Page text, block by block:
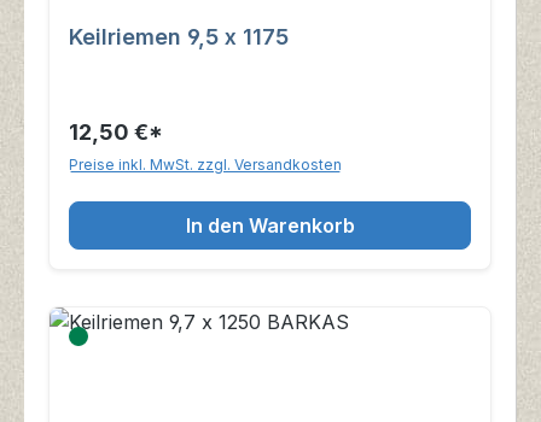
Keilriemen 9,5 x 1175
12,50 €*
Preise inkl. MwSt. zzgl. Versandkosten
In den Warenkorb